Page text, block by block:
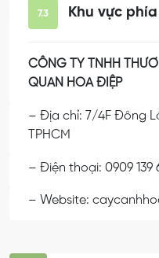
7.3 Khu vực
CÔNG TY TNHH
QUAN HOA ĐIỆP
– Địa chỉ: 7/4F Đông
TPHCM
– Điện thoại: 0909 139
– Website: